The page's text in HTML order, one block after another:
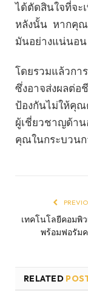
ได้ตัดสินใจที่จะ
หลังนั้น หากคุณ
มันอย่างแน่นอน
โดยรวมแล้วกา
ซึ่งอาจส่งผลต่อ
ป้องกันไม่ให้คุ
ผู้เชี่ยวชาญด้าน
คุณในกระบวน
เทคโนโลยีคอมพิ
พร้อมฟอรัม
RELATED